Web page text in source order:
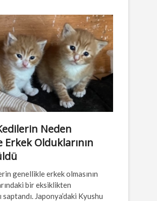
Neden
Erkek Olduklarının
genellikle erkek olmasının
bir eksiklikten
saptandı. Japonya’daki Kyushu